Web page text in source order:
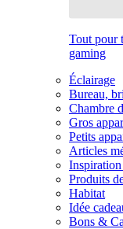
Tout pour
gaming
Éclairage
Bureau,
Chambre
Gros
Petits
Articles
Produits
Habitat
Idée
Bons &